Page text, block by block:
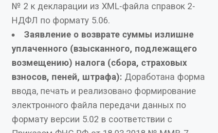
№ 2 к декларации из XML-файла справок 2-
НДФЛ по формату 5.06.
Заявление о возврате суммы излишне
уплаченного (взысканного, подлежащего
возмещению) налога (сбора, страховых
взносов, пеней, штрафа): Доработана форма
ввода, печать и реализовано формирование
электронного файла передачи данных по
формату версии 5.02 в соответствии с